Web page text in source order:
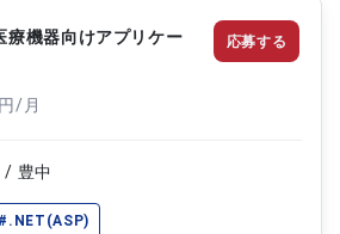
ムのオープン環境への移行設計およ
力機能の移行および新環境向け帳
装 ・ジョブ実行および運用管理機
オンラインシステムの再構築に伴
改修対応 ・データ連携機能および
対応 ・各種設計書、テスト仕様書な
療機器向けアプリケー
円/月
/ 豊中
応募する